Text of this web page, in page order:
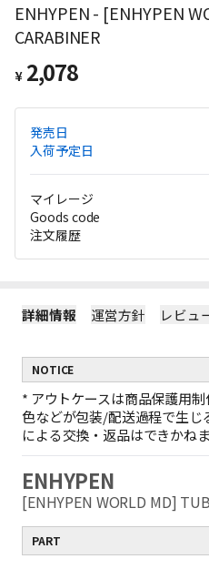
ENHYPEN - [ENHYPEN
CARABINER
¥ 2,078
発売日
入荷予定日
マイレージ
Goods code
注文履歴
詳細情報 運営方針 レビュ
NOTICE
* アウトケースは商品保護用
色などが包装/配送過程で生
による交換・返品はできかねま
ENHYPEN
[ENHYPEN WORLD MD]
PART